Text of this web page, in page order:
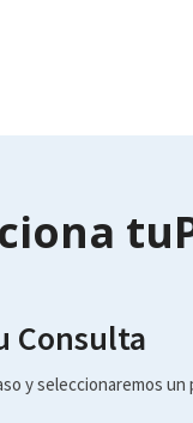
Consulta
y seleccionaremos